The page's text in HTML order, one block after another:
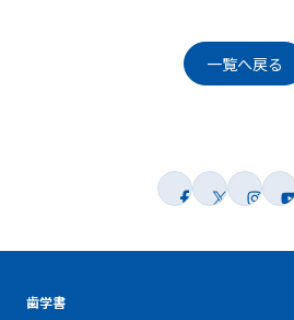
一覧へ戻る
歯学書